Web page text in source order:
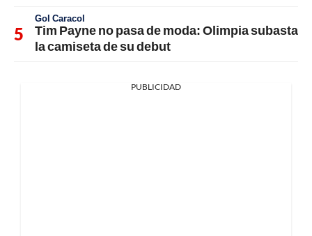
Gol Caracol
Tim Payne no pasa de moda: Olimpia subasta
la camiseta de su debut
PUBLICIDAD